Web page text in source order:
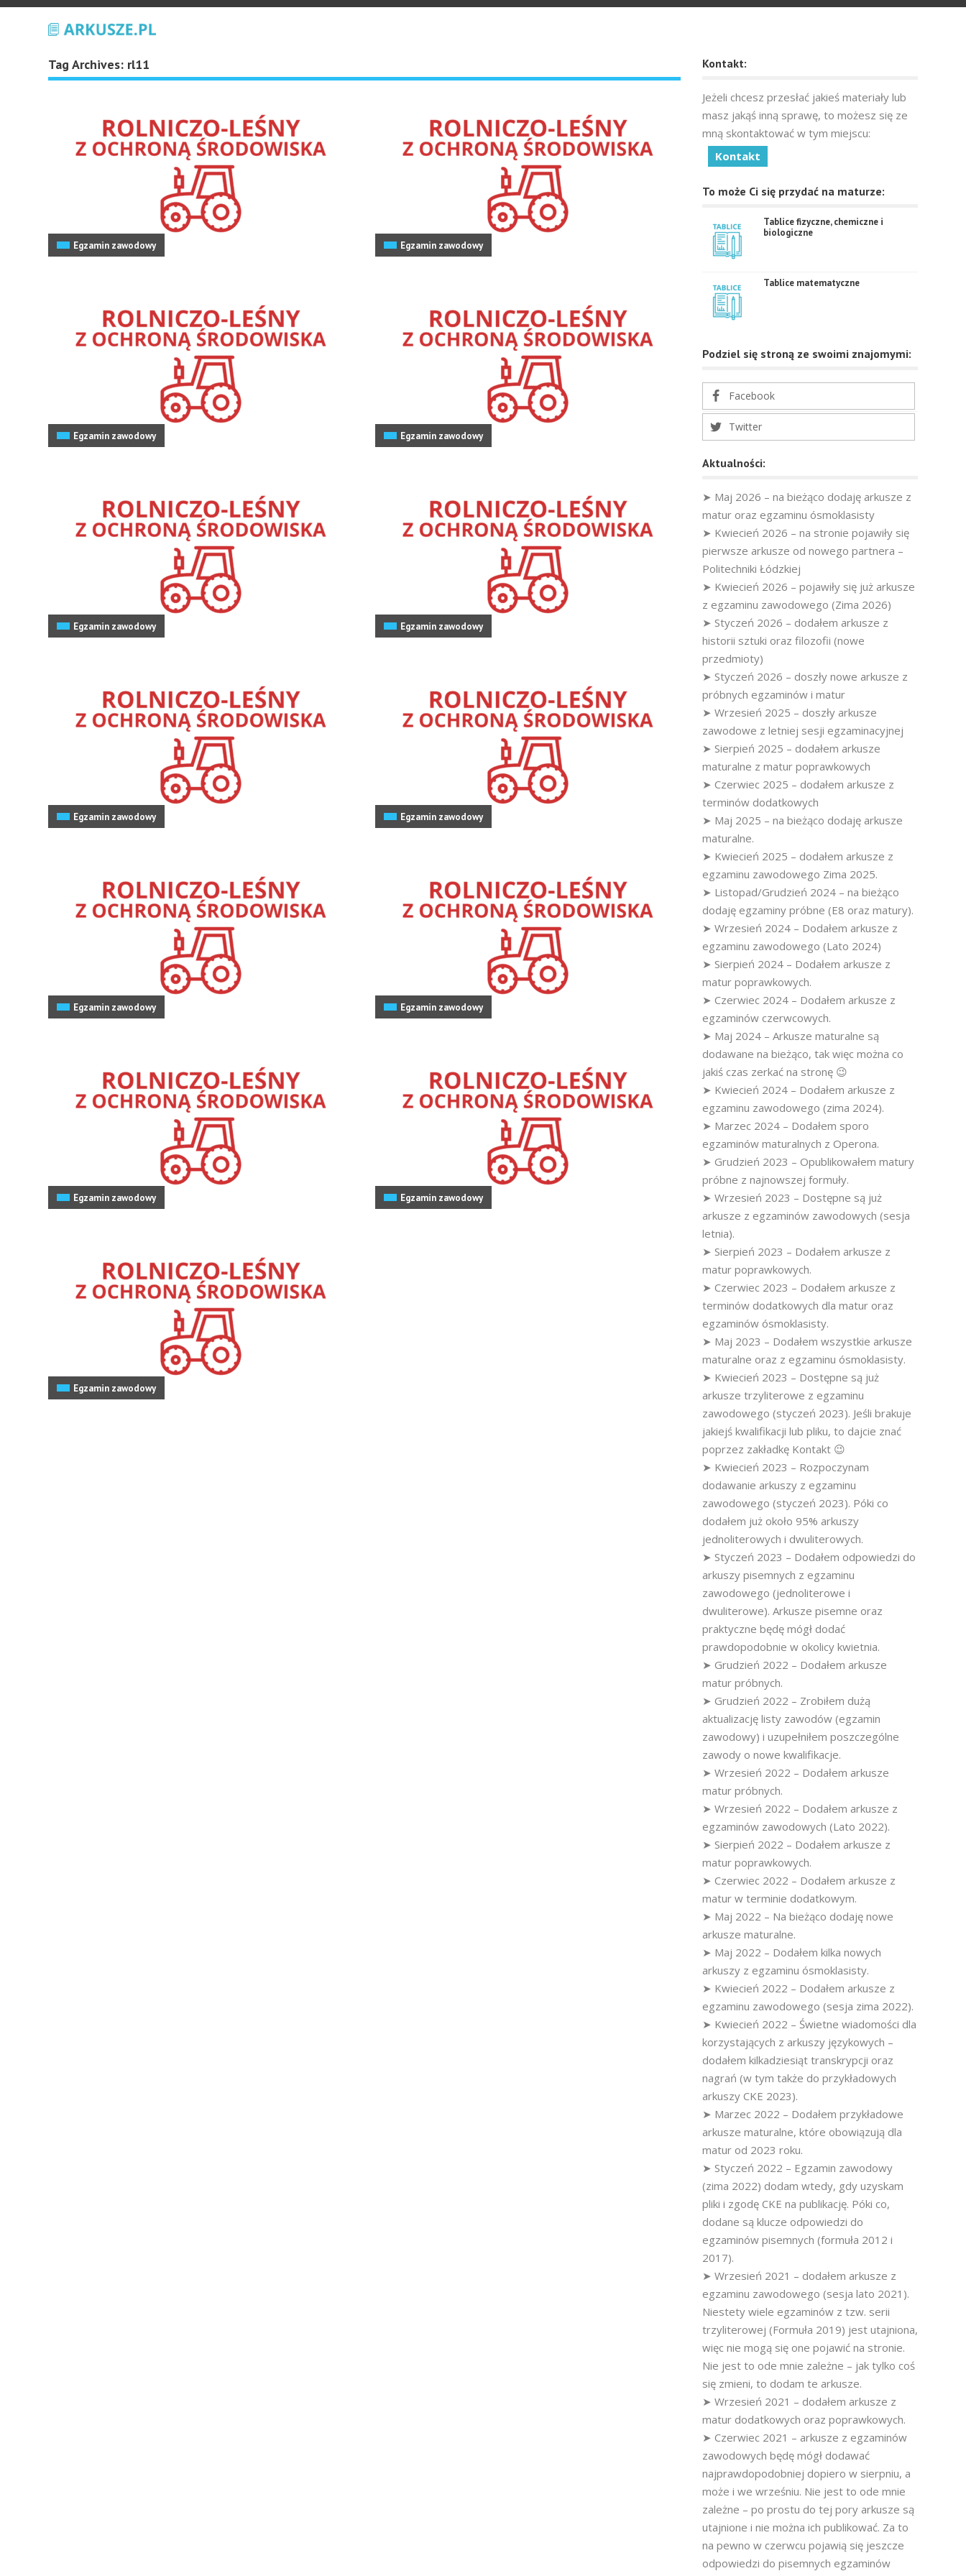
Tag Archives: rl11
Egzamin zawodowy Egzamin zawodowy
Egzamin zawodowy Egzamin zawodowy
Egzamin zawodowy Egzamin zawodowy
Egzamin zawodowy Egzamin zawodowy
Egzamin zawodowy Egzamin zawodowy
Egzamin zawodowy Egzamin zawodowy
Egzamin zawodowy
Kontakt:
Jeżeli chcesz przesłać jakieś materiały lub
masz jakąś inną sprawę, to możesz się ze
mną skontaktować w tym miejscu:
Kontakt
To może Ci się przydać na maturze:
Tablice fizyczne, chemiczne i
biologiczne
Tablice matematyczne
Podziel się stroną ze swoimi znajomymi:
Facebook
Twitter
Aktualności:
➤ Maj 2026 – na bieżąco dodaję arkusze z
matur oraz egzaminu ósmoklasisty
➤ Kwiecień 2026 – na stronie pojawiły się
pierwsze arkusze od nowego partnera –
Politechniki Łódzkiej
➤ Kwiecień 2026 – pojawiły się już arkusze
z egzaminu zawodowego (Zima 2026)
➤ Styczeń 2026 – dodałem arkusze z
historii sztuki oraz filozofii (nowe
przedmioty)
➤ Styczeń 2026 – doszły nowe arkusze z
próbnych egzaminów i matur
➤ Wrzesień 2025 – doszły arkusze
zawodowe z letniej sesji egzaminacyjnej
➤ Sierpień 2025 – dodałem arkusze
maturalne z matur poprawkowych
➤ Czerwiec 2025 – dodałem arkusze z
terminów dodatkowych
➤ Maj 2025 – na bieżąco dodaję arkusze
maturalne.
➤ Kwiecień 2025 – dodałem arkusze z
egzaminu zawodowego Zima 2025.
➤ Listopad/Grudzień 2024 – na bieżąco
dodaję egzaminy próbne (E8 oraz matury).
➤ Wrzesień 2024 – Dodałem arkusze z
egzaminu zawodowego (Lato 2024)
➤ Sierpień 2024 – Dodałem arkusze z
matur poprawkowych.
➤ Czerwiec 2024 – Dodałem arkusze z
egzaminów czerwcowych.
➤ Maj 2024 – Arkusze maturalne są
dodawane na bieżąco, tak więc można co
jakiś czas zerkać na stronę 😉
➤ Kwiecień 2024 – Dodałem arkusze z
egzaminu zawodowego (zima 2024).
➤ Marzec 2024 – Dodałem sporo
egzaminów maturalnych z Operona.
➤ Grudzień 2023 – Opublikowałem matury
próbne z najnowszej formuły.
➤ Wrzesień 2023 – Dostępne są już
arkusze z egzaminów zawodowych (sesja
letnia).
➤ Sierpień 2023 – Dodałem arkusze z
matur poprawkowych.
➤ Czerwiec 2023 – Dodałem arkusze z
terminów dodatkowych dla matur oraz
egzaminów ósmoklasisty.
➤ Maj 2023 – Dodałem wszystkie arkusze
maturalne oraz z egzaminu ósmoklasisty.
➤ Kwiecień 2023 – Dostępne są już
arkusze trzyliterowe z egzaminu
zawodowego (styczeń 2023). Jeśli brakuje
jakiejś kwalifikacji lub pliku, to dajcie znać
poprzez zakładkę Kontakt 😉
➤ Kwiecień 2023 – Rozpoczynam
dodawanie arkuszy z egzaminu
zawodowego (styczeń 2023). Póki co
dodałem już około 95% arkuszy
jednoliterowych i dwuliterowych.
➤ Styczeń 2023 – Dodałem odpowiedzi do
arkuszy pisemnych z egzaminu
zawodowego (jednoliterowe i
dwuliterowe). Arkusze pisemne oraz
praktyczne będę mógł dodać
prawdopodobnie w okolicy kwietnia.
➤ Grudzień 2022 – Dodałem arkusze
matur próbnych.
➤ Grudzień 2022 – Zrobiłem dużą
aktualizację listy zawodów (egzamin
zawodowy) i uzupełniłem poszczególne
zawody o nowe kwalifikacje.
➤ Wrzesień 2022 – Dodałem arkusze
matur próbnych.
➤ Wrzesień 2022 – Dodałem arkusze z
egzaminów zawodowych (Lato 2022).
➤ Sierpień 2022 – Dodałem arkusze z
matur poprawkowych.
➤ Czerwiec 2022 – Dodałem arkusze z
matur w terminie dodatkowym.
➤ Maj 2022 – Na bieżąco dodaję nowe
arkusze maturalne.
➤ Maj 2022 – Dodałem kilka nowych
arkuszy z egzaminu ósmoklasisty.
➤ Kwiecień 2022 – Dodałem arkusze z
egzaminu zawodowego (sesja zima 2022).
➤ Kwiecień 2022 – Świetne wiadomości dla
korzystających z arkuszy językowych –
dodałem kilkadziesiąt transkrypcji oraz
nagrań (w tym także do przykładowych
arkuszy CKE 2023).
➤ Marzec 2022 – Dodałem przykładowe
arkusze maturalne, które obowiązują dla
matur od 2023 roku.
➤ Styczeń 2022 – Egzamin zawodowy
(zima 2022) dodam wtedy, gdy uzyskam
pliki i zgodę CKE na publikację. Póki co,
dodane są klucze odpowiedzi do
egzaminów pisemnych (formuła 2012 i
2017).
➤ Wrzesień 2021 – dodałem arkusze z
egzaminu zawodowego (sesja lato 2021).
Niestety wiele egzaminów z tzw. serii
trzyliterowej (Formuła 2019) jest utajniona,
więc nie mogą się one pojawić na stronie.
Nie jest to ode mnie zależne – jak tylko coś
się zmieni, to dodam te arkusze.
➤ Wrzesień 2021 – dodałem arkusze z
matur dodatkowych oraz poprawkowych.
➤ Czerwiec 2021 – arkusze z egzaminów
zawodowych będę mógł dodawać
najprawdopodobniej dopiero w sierpniu, a
może i we wrześniu. Nie jest to ode mnie
zależne – po prostu do tej pory arkusze są
utajnione i nie można ich publikować. Za to
na pewno w czerwcu pojawią się jeszcze
odpowiedzi do pisemnych egzaminów